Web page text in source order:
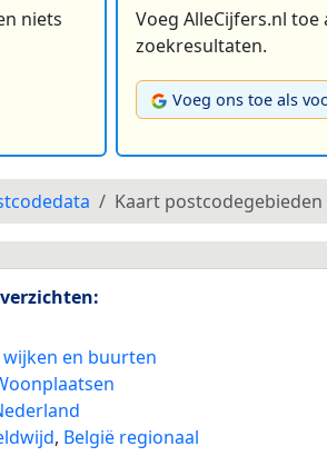
niets
Voeg AlleCijfers.nl
zoekresultaten.
Voeg ons toe als
Kaart postcodegebieden
wijken en buurten
, België regionaal